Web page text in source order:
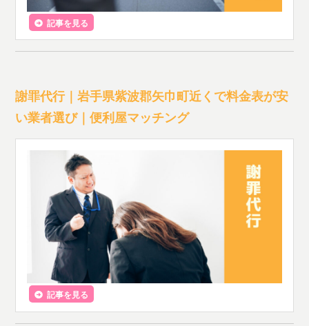
記事を見る
謝罪代行｜岩手県紫波郡矢巾町近くで料金表が安
い業者選び｜便利屋マッチング
記事を見る